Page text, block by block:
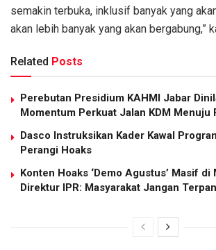
semakin terbuka, inklusif banyak yang
akan lebih banyak yang akan bergabung,”
Related Posts
Perebutan Presidium KAHMI Jabar
Momentum Perkuat Jalan KDM Menuju
Dasco Instruksikan Kader Kawal
Perangi Hoaks
Konten Hoaks ‘Demo Agustus’ Masif di
Direktur IPR: Masyarakat Jangan